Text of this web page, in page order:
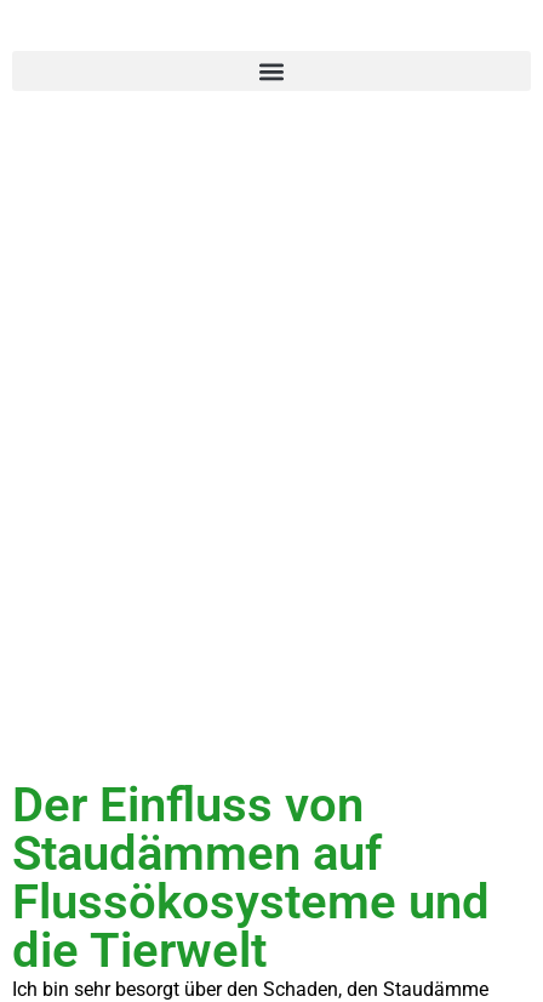
Der Einfluss von
Staudämmen auf
Flussökosysteme und
die Tierwelt
Ich bin sehr besorgt über den Schaden, den Staudämme